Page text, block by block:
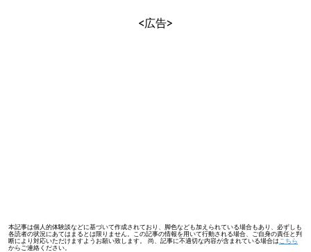
<広告>
本記事は個人的体験談などに基づいて作成されており、脚色なども加えられている場合もあり、必ずしも
各読者の状況にあてはまるとは限りません。この記事の情報を用いて行動される場合、ご自身の責任と判
断により対応いただけますようお願い致します。 尚、記事に不適切な内容が含まれている場合は こちら
からご連絡ください。